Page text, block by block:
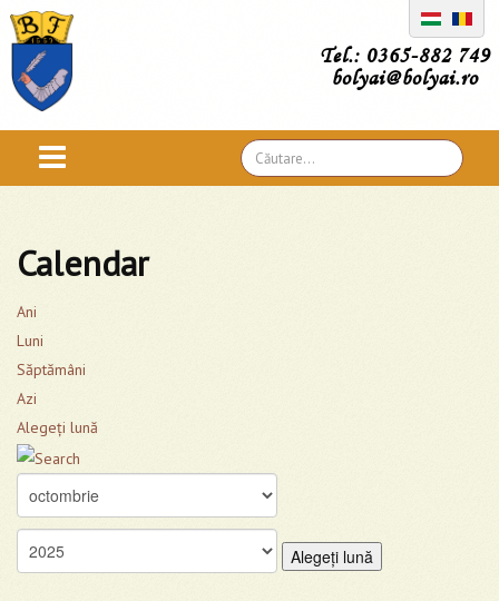
Tel.: 0365-882 749
bolyai@bolyai.ro
Căutare
...
Calendar
Ani
Luni
Săptămâni
Azi
Alegeţi lună
Alegeţi lună